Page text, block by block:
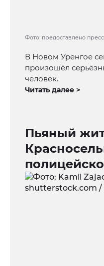
Фото: предоставлено
В Новом Уренгое
произошёл
человек.
Читать далее >
Пьяный